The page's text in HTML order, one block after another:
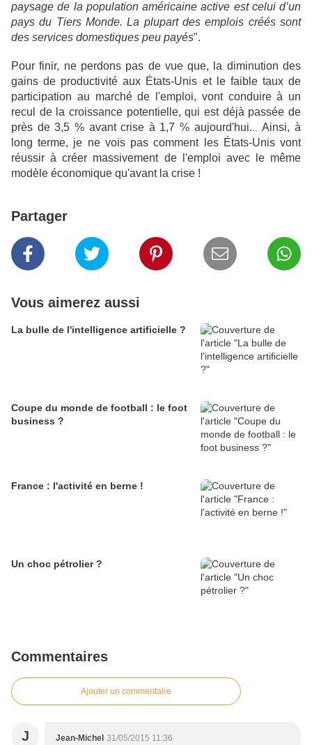
paysage de la population américaine active est celui d’un
pays du Tiers Monde. La plupart des emplois créés sont
des services domestiques peu payés".
Pour finir, ne perdons pas de vue que, la diminution des
gains de productivité aux États-Unis et le faible taux de
participation au marché de l'emploi, vont conduire à un
recul de la croissance potentielle, qui est déjà passée de
près de 3,5 % avant crise à 1,7 % aujourd'hui. ..Ainsi, à
long terme, je ne vois pas comment les États-Unis vont
réussir à créer massivement de l'emploi avec le même
modèle économique qu'avant la crise !
Partager
Vous aimerez aussi
La bulle de l'intelligence artificielle ?
Coupe du monde de football : le foot
business ?
France : l'activité en berne !
Un choc pétrolier ?
Commentaires
Ajouter un commentaire
J Jean-Michel 31/05/2015 11:36